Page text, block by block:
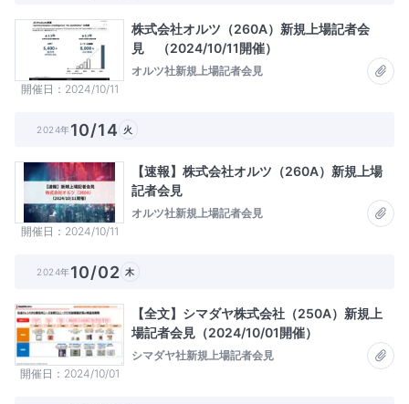
開催日 2024/10/11
株式会社オルツ（260A）新規上場記者会
見 （2024/10/11開催）
オルツ社新規上場記者会見
2024年10/14 火
開催日 2024/10/11
【速報】株式会社オルツ（260A）新規上場
記者会見
オルツ社新規上場記者会見
2024年10/02 木
開催日 2024/10/01
【全文】シマダヤ株式会社（250A）新規上
場記者会見（2024/10/01開催）
シマダヤ社新規上場記者会見